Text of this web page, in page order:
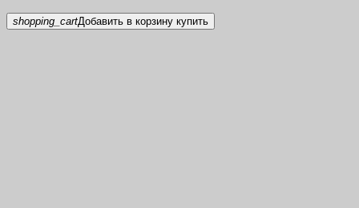
shopping_cartДобавить в корзину купить